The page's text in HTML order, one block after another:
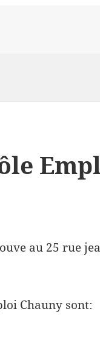
au 25 rue
Chauny sont:
Pôle Emploi